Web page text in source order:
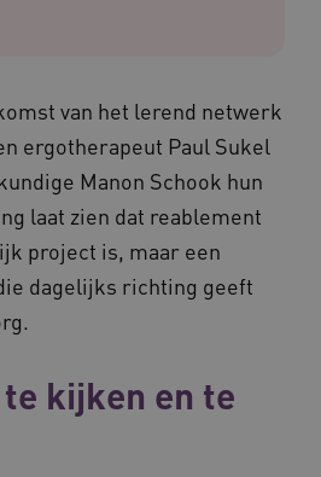
van het lerend netwerk
ergotherapeut Paul Sukel
Manon Schook hun
laat zien dat reablement
project is, maar een
dagelijks richting geeft
kijken en te